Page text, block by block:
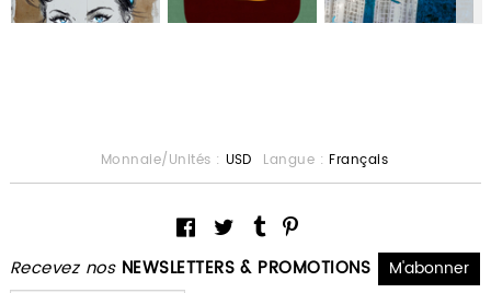
Recevez nos NEWSLETTERS & PROMOTIONS
Monnaie/Unités : USD Langue : Français